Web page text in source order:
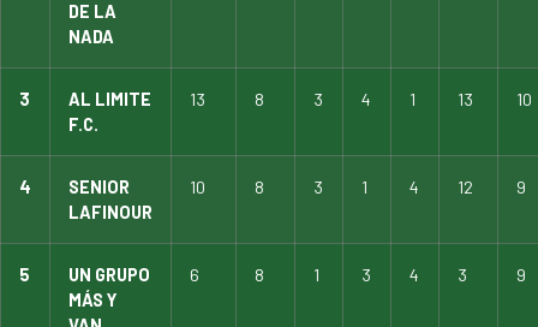
DE LA
NADA
3
AL LIMITE
F.C.
13 8 3 4 1 13 10
4
SENIOR
LAFINOUR
10 8 3 1 4 12 9
5
UN GRUPO
MÁS Y
6 8 1 3 4 3 9